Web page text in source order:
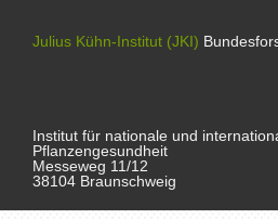
Julius Kühn-Institut (JKI)
Institut für nationale und
Pflanzengesundheit
Messeweg 11/12
38104 Braunschweig